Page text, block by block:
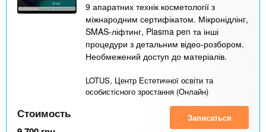
9 апаратних технік косметології з
міжнародним сертифікатом. Мікронідлінг,
SMAS-ліфтинг, Plasma pen та інші
процедури з детальним відео-розбором.
Необмежений доступ до матеріалів.
LOTUS, Центр Естетичної освіти та
особистісного зростання (Онлайн)
Стоимость Записаться